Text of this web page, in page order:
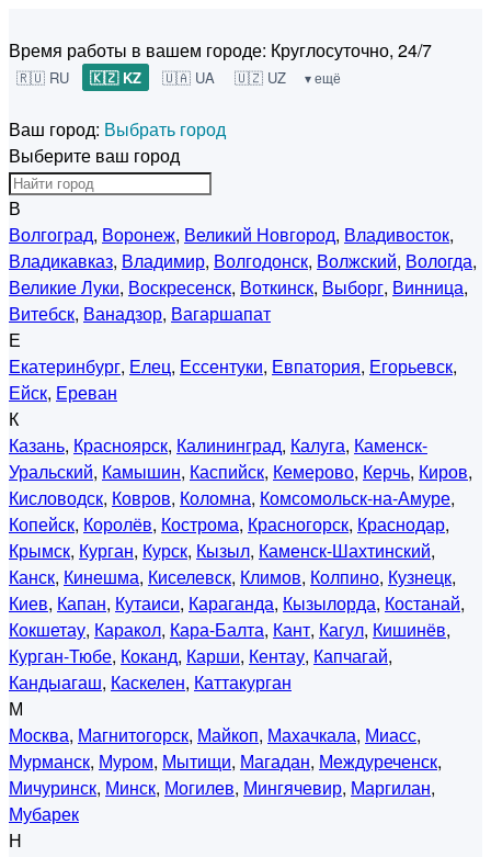
Время работы в вашем городе: Круглосуточно, 24/7
🇷🇺 RU 🇰🇿 KZ 🇺🇦 UA 🇺🇿 UZ ▾ ещё
Ваш город: Выбрать город
Выберите ваш город
В
Волгоград, Воронеж, Великий Новгород, Владивосток,
Владикавказ, Владимир, Волгодонск, Волжский, Вологда,
Великие Луки, Воскресенск, Воткинск, Выборг, Винница,
Витебск, Ванадзор, Вагаршапат
Е
Екатеринбург, Елец, Ессентуки, Евпатория, Егорьевск,
Ейск, Ереван
К
Казань, Красноярск, Калининград, Калуга, Каменск-
Уральский, Камышин, Каспийск, Кемерово, Керчь, Киров,
Кисловодск, Ковров, Коломна, Комсомольск-на-Амуре,
Копейск, Королёв, Кострома, Красногорск, Краснодар,
Крымск, Курган, Курск, Кызыл, Каменск-Шахтинский,
Канск, Кинешма, Киселевск, Климов, Колпино, Кузнецк,
Киев, Капан, Кутаиси, Караганда, Кызылорда, Костанай,
Кокшетау, Каракол, Кара-Балта, Кант, Кагул, Кишинёв,
Курган-Тюбе, Коканд, Карши, Кентау, Капчагай,
Кандыагаш, Каскелен, Каттакурган
М
Москва, Магнитогорск, Майкоп, Махачкала, Миасс,
Мурманск, Муром, Мытищи, Магадан, Междуреченск,
Мичуринск, Минск, Могилев, Мингячевир, Маргилан,
Мубарек
Н